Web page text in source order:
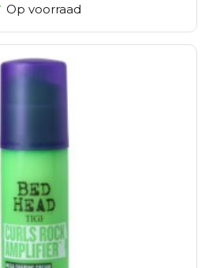
Op voorraad